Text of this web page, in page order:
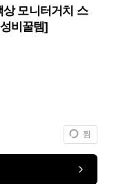
모니터거치 스
비꿀템]
찜